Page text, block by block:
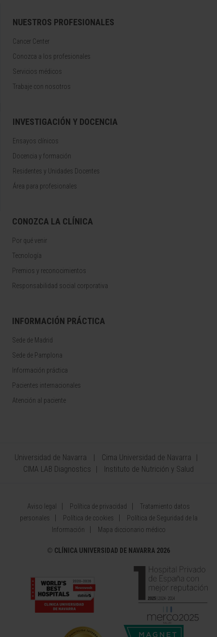
NUESTROS PROFESIONALES
Cancer Center
Conozca a los profesionales
Servicios médicos
Trabaje con nosotros
INVESTIGACIÓN Y DOCENCIA
Ensayos clínicos
Docencia y formación
Residentes y Unidades Docentes
Área para profesionales
CONOZCA LA CLÍNICA
Por qué venir
Tecnología
Premios y reconocimientos
Responsabilidad social corporativa
INFORMACIÓN PRÁCTICA
Sede de Madrid
Sede de Pamplona
Información práctica
Pacientes internacionales
Atención al paciente
Universidad de Navarra
Cima Universidad de Navarra
CIMA LAB Diagnostics
Instituto de Nutrición y Salud
Aviso legal Política de privacidad
Tratamiento datos
personales
Política de cookies
Política de Seguridad de la
Información
Mapa diccionario médico
© CLÍNICA UNIVERSIDAD DE NAVARRA 2026